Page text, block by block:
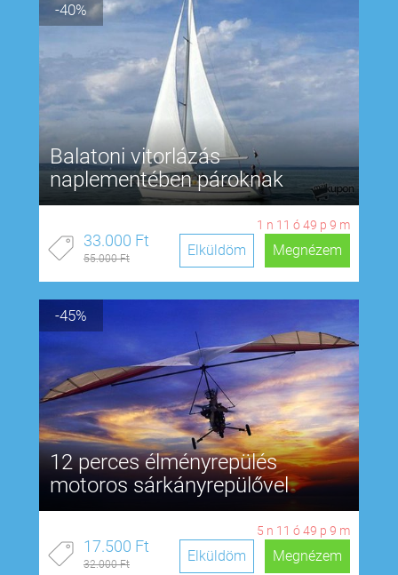
-40%
Balatoni vitorlázás
naplementében pároknak
1 n 11 ó49 p 8 m
33.000 Ft
55.000 Ft Megnézem
Elküldöm
-45%
12 perces élményrepülés
motoros sárkányrepülővel
5 n 11 ó49 p 8 m
17.500 Ft
32.000 Ft Megnézem
Elküldöm